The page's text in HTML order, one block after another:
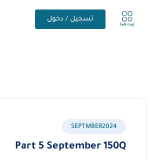
تسجيل / دخول
SEPTMBER2024
Part 5 September 150Q